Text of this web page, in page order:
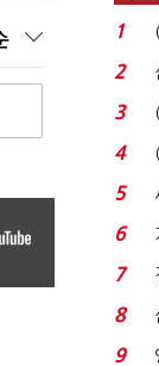
1
2
3
4
5
6
7
8
9